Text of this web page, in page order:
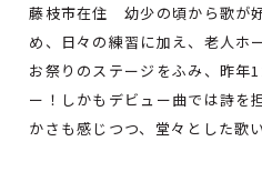
藤枝市在住 幼少の頃から歌が
め、日々の練習に加え、老人ホ
お祭りのステージをふみ、昨年
ー！しかもデビュー曲では詩を
かさも感じつつ、堂々とした歌